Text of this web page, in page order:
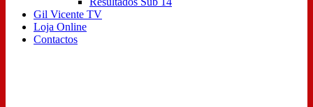
Gil Vicente TV
Loja Online
Contactos